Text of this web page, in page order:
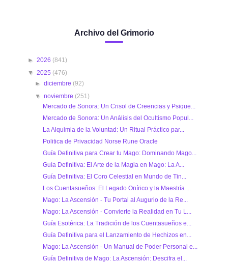
Archivo del Grimorio
► 2026 (841)
▼ 2025 (476)
►diciembre (92)
▼noviembre (251)
Mercado de Sonora: Un Crisol de Creencias y Psique...
Mercado de Sonora: Un Análisis del Ocultismo Popul...
La Alquimia de la Voluntad: Un Ritual Práctico par...
Politica de Privacidad Norse Rune Oracle
Guía Definitiva para Crear tu Mago: Dominando Mago...
Guía Definitiva: El Arte de la Magia en Mago: La A...
Guía Definitiva: El Coro Celestial en Mundo de Tin...
Los Cuentasueños: El Legado Onírico y la Maestría ...
Mago: La Ascensión - Tu Portal al Augurio de la Re...
Mago: La Ascensión - Convierte la Realidad en Tu L...
Guía Esotérica: La Tradición de los Cuentasueños e...
Guía Definitiva para el Lanzamiento de Hechizos en...
Mago: La Ascensión - Un Manual de Poder Personal e...
Guía Definitiva de Mago: La Ascensión: Descifra el...